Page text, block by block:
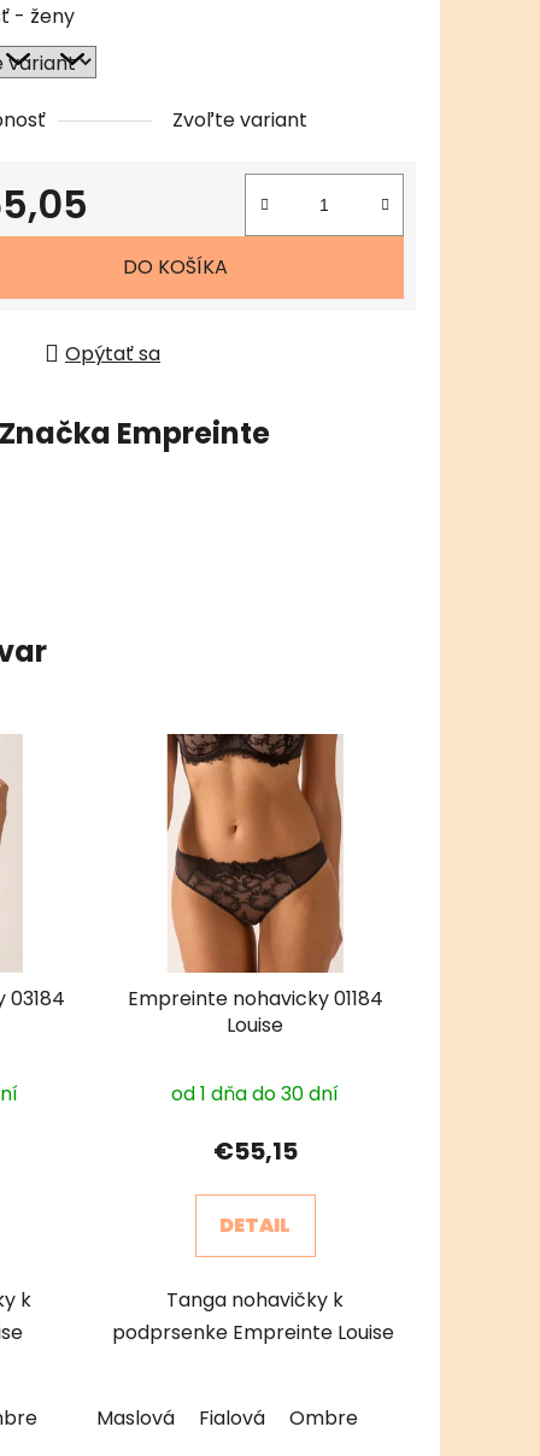
- ženy
Zvoľte variant
cena:
DO KOŠÍKA
Opýtať sa
Značka Empreinte
k
Empreinte nohavicky 01184
Louise
od 1 dňa do 30 dní
€55,15
DETAIL
Tanga nohavičky k
podprsenke Empreinte Louise
Maslová Fialová Ombre